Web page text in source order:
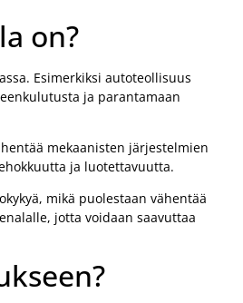
on?
Esimerkiksi autoteollisuus
ja parantamaan
mekaanisten järjestelmien
ja luotettavuutta.
mikä puolestaan vähentää
jotta voidaan saavuttaa